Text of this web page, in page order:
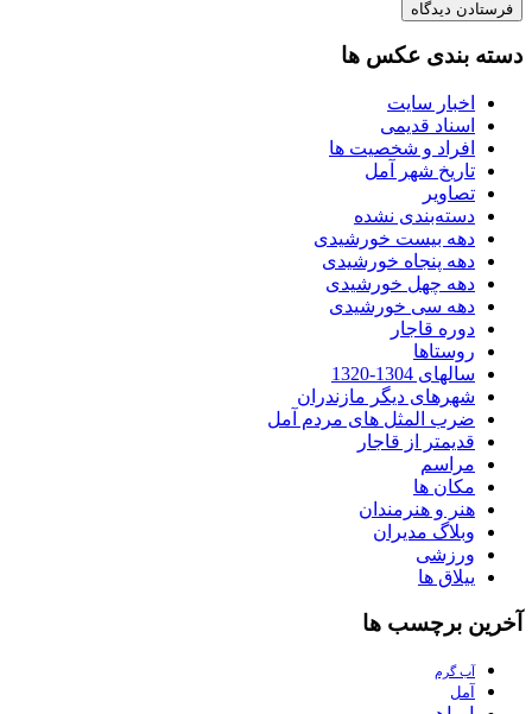
دسته بندی عکس ها
اخبار سایت
اسناد قدیمی
افراد و شخصیت ها
تاریخ شهر آمل
تصاویر
دسته‌بندی نشده
دهه بیست خورشیدی
دهه پنجاه خورشیدی
دهه چهل خورشیدی
دهه سی خورشیدی
دوره قاجار
روستاها
سالهای 1304-1320
شهرهای دیگر مازندران
ضرب المثل های مردم آمل
قدیمتر از قاجار
مراسم
مکان ها
هنر و هنرمندان
وبلاگ مدیران
ورزشی
ییلاق ها
آخرین برچسب ها
آب گرم
آمل